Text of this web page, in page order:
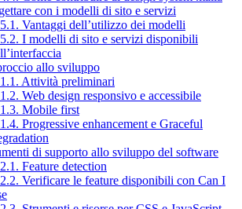
con i modelli di sito e servizi
Vantaggi dell’utilizzo dei modelli
I modelli di sito e servizi disponibili
allo sviluppo
Attività preliminari
Web design responsivo e accessibile
Mobile first
Progressive enhancement e Graceful
di supporto allo sviluppo del software
Feature detection
Verificare le feature disponibili con Can I